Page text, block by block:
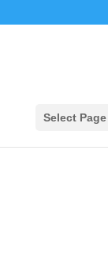
Select Page